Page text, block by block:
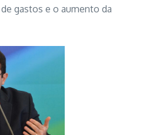
gastos e o aumento da